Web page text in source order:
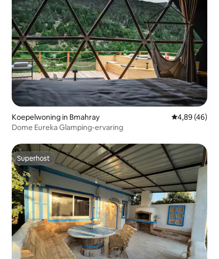
Koepelwoning in Bmahray Gemiddelde
4,89 (46)
Dome Eureka Glamping-ervaring
Superhost
Superhost